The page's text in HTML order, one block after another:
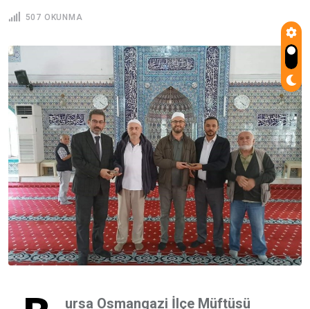
507 OKUNMA
ursa Osmangazi İlçe Müftüsü